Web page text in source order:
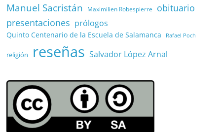
Manuel Sacristán Maximilien Robespierre
obituario
presentaciones prólogos
Quinto Centenario de la Escuela de Salamanca Rafael Poch
religión reseñas Salvador López Arnal